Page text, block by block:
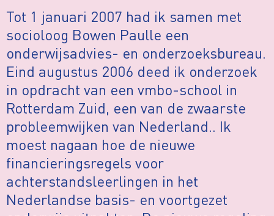
Tot 1 januari 2007 had ik samen met
socioloog Bowen Paulle een
onderwijsadvies- en onderzoeksbureau.
Eind augustus 2006 deed ik onderzoek
in opdracht van een vmbo-school in
Rotterdam Zuid, een van de zwaarste
probleemwijken van Nederland.. Ik
moest nagaan hoe de nieuwe
financieringsregels voor
achterstandsleerlingen in het
Nederlandse basis- en voortgezet